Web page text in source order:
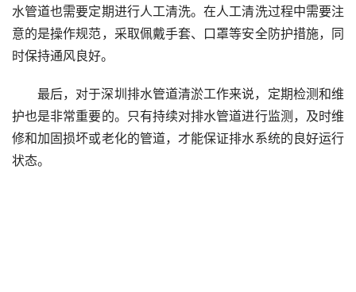
水管道也需要定期进行人工清洗。在人工清洗过程中需要注
意的是操作规范，采取佩戴手套、口罩等安全防护措施，同
时保持通风良好。
最后，对于深圳排水管道清淤工作来说，定期检测和维
护也是非常重要的。只有持续对排水管道进行监测，及时维
修和加固损坏或老化的管道，才能保证排水系统的良好运行
状态。